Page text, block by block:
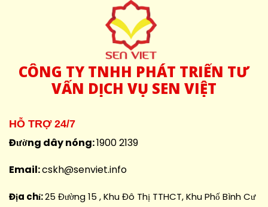
CÔNG TY TNHH PHÁT TRIỂN TƯ
VẤN DỊCH VỤ SEN VIỆT
HỖ TRỢ 24/7
Đường dây nóng:1900 2139
Email:cskh@senviet.info
Địa chỉ:25 Đường 15 , Khu Đô Thị TTHCT, Khu Phố Bình Cư